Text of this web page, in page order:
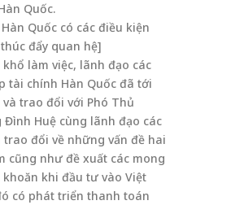
Quốc.
Quốc có các điều kiện
đẩy quan hệ]
làm việc, lãnh đạo các
tài chính Hàn Quốc đã tới
trao đổi với Phó Thủ
Huệ cùng lãnh đạo các
trao đổi về những vấn đề hai
cũng như đề xuất các mong
khoăn khi đầu tư vào Việt
có phát triển thanh toán